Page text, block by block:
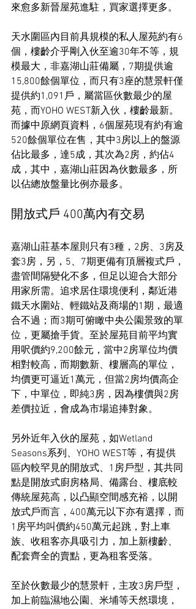
來愈多新晉屋苑進駐，買家選擇更多。
天水圍區內目前具規模的私人屋苑約有6
個，樓齡介乎剛入伙至逾30年不等，規
模最大，非嘉湖山莊備屬，7期提供逾
15,800餘個單位，而只有3座的慧景軒僅
提供約1,091戶，屬當區伙數最少的屋
苑，而YOHO WEST新入伙，樓齡最新。
而據中原網頁資料，6個屋苑現有約有逾
520餘個單位在售，其中3房以上的盤源
佔比最多，達5成，其次為2房，約佔4
成，其中，嘉湖山莊因為伙數最多，所
以佔總放盤量比例亦最多。
開放式戶 400萬內有交易
嘉湖山莊基本屋則只有3種，2房、3房及
套3房，另，5、7期更備有頂層複式戶，
盡管間隔變化不多，但足以迎合大部分
用家所需。追求居住環境便利，鄰近港
鐵天水圍站、輕鐵站及商場的1期，最適
合不過；而3期可俯瞰中央公園景致的單
位，更屬搶手貨。至於屋苑目前平均實
用呎價約9,200餘元，當中2房單位均價
相對較高，而期數新、樓層高的單位，
均價更可逼近1萬元，但當2房均價高企
下，中單位，即純3房，因為樓價與2房
差價拉近，會成為市場追捧對象。
另外近年入伙的屋苑，如Wetland
Seasons系列、YOHO WEST等，有提供
區內較罕見的開放式、1房戶型，其共同
點是開放式廚房格局、備露台、樓底較
傳統屋苑高，以凸顯空間感充裕，以開
放式戶而言，400萬元以下亦有選擇，而
1房平均叫價約450萬元起跳，對上車
族、收租客亦具吸引力，加上新樓齡、
配套齊全的賣點，更為租客受落。
至於伙數最少的慧景軒，主攻3房戶型，
加上前臨濕地公園、米埔等天然環境，